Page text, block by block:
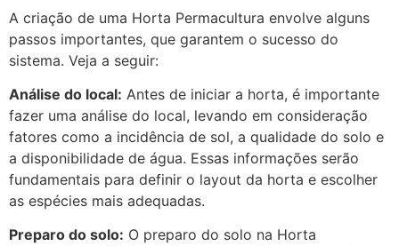
A criação de uma Horta Permacultura envolve alguns
passos importantes, que garantem o sucesso do
sistema. Veja a seguir:
Análise do local: Antes de iniciar a horta, é importante
fazer uma análise do local, levando em consideração
fatores como a incidência de sol, a qualidade do solo e
a disponibilidade de água. Essas informações serão
fundamentais para definir o layout da horta e escolher
as espécies mais adequadas.
Preparo do solo: O preparo do solo na Horta